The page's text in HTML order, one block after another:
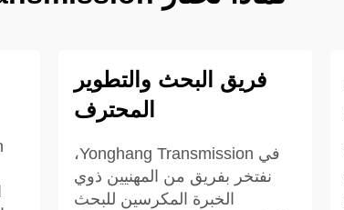
فريق البحث والتطوير
المحترف
في Yonghang Transmission،
نفتخر بفريق من المهنيين ذوي
الخبرة المكرسين للبحث